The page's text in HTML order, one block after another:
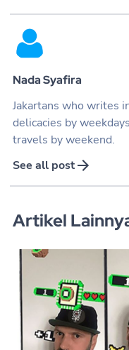
Nada Syafira
Jakartans who writes
delicacies by
travels by weekend.
See all post
Artikel